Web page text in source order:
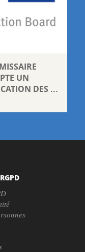
UN
DES ...